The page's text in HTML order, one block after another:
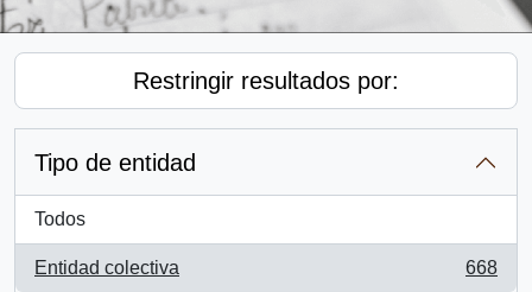
Restringir resultados por:
Tipo de entidad
Todos
Entidad colectiva
, 668 resultados
668